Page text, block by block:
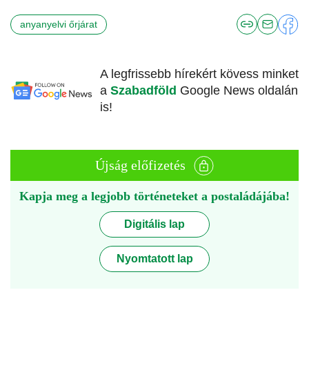
anyanyelvi őrjárat
A legfrissebb hírekért kövess minket
a Szabadföld Google News oldalán
is!
Újság előfizetés
Kapja meg a legjobb történeteket a postaládájába!
Digitális lap
Nyomtatott lap